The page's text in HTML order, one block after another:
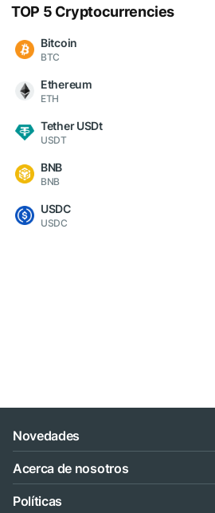
TOP 5 Cryptocurrencies
Bitcoin
BTC
Ethereum
ETH
Tether USDt
USDT
BNB
BNB
USDC
USDC
Novedades
Acerca de nosotros
Políticas